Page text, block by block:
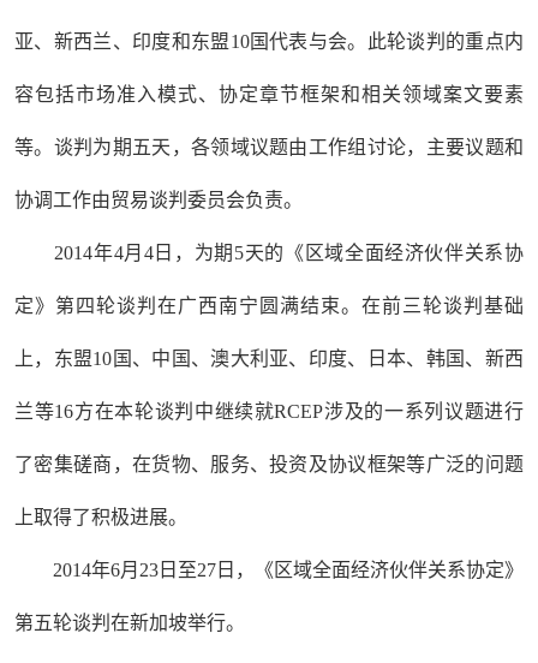
亚、新西兰、印度和东盟10国代表与会。此轮谈判的重点内
容包括市场准入模式、协定章节框架和相关领域案文要素
等。谈判为期五天，各领域议题由工作组讨论，主要议题和
协调工作由贸易谈判委员会负责。
2014年4月4日，为期5天的《区域全面经济伙伴关系协
定》第四轮谈判在广西南宁圆满结束。在前三轮谈判基础
上，东盟10国、中国、澳大利亚、印度、日本、韩国、新西
兰等16方在本轮谈判中继续就RCEP涉及的一系列议题进行
了密集磋商，在货物、服务、投资及协议框架等广泛的问题
上取得了积极进展。
2014年6月23日至27日，《区域全面经济伙伴关系协定》
第五轮谈判在新加坡举行。